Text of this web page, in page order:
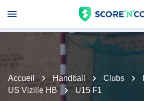
Accueil Handball Clubs
US Vizille HB
U15 F1